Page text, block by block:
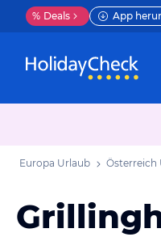
% Deals App
Europa Urlaub Österreich